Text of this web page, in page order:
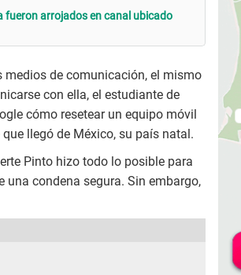
fueron arrojados en canal ubicado
medios de comunicación, el mismo
con ella, el estudiante de
cómo resetear un equipo móvil
que llegó de México, su país natal.
Pinto hizo todo lo posible para
una condena segura. Sin embargo,